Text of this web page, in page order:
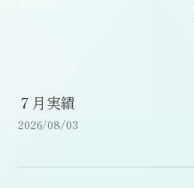
７月実績
2026/08/03